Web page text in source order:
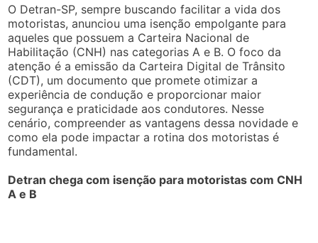
O Detran-SP, sempre buscando facilitar a vida dos
motoristas, anunciou uma isenção empolgante para
aqueles que possuem a Carteira Nacional de
Habilitação (CNH) nas categorias A e B. O foco da
atenção é a emissão da Carteira Digital de Trânsito
(CDT), um documento que promete otimizar a
experiência de condução e proporcionar maior
segurança e praticidade aos condutores. Nesse
cenário, compreender as vantagens dessa novidade e
como ela pode impactar a rotina dos motoristas é
fundamental.
Detran chega com isenção para motoristas com CNH
A e B